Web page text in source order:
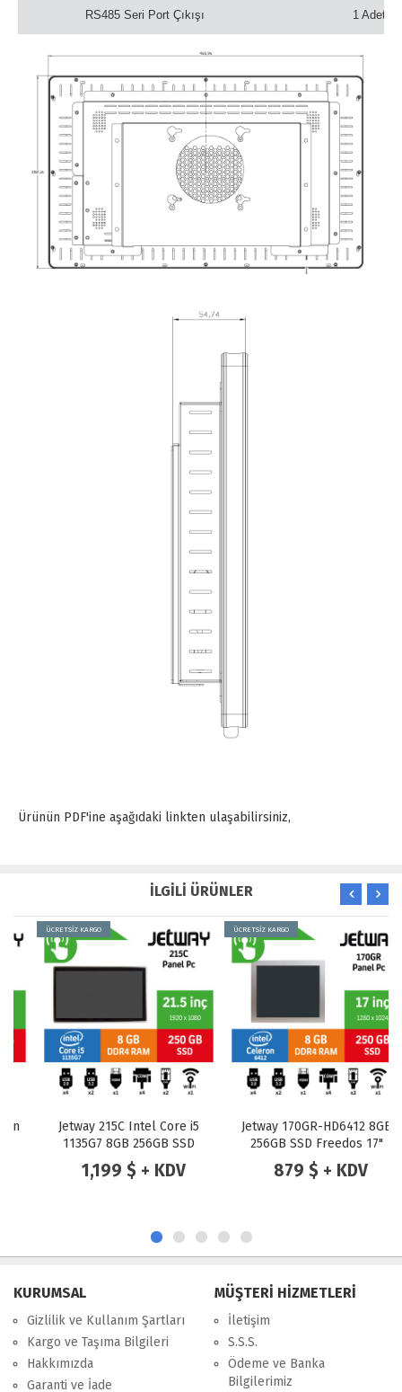
RS485 Seri Port Çıkışı 1 Adet
Ürünün PDF'ine aşağıdaki linkten ulaşabilirsiniz,
İLGİLİ ÜRÜNLER
ÜCRETSİZ KARGO
Jetway 215C Intel Core i5
1135G7 8GB 256GB SSD
Freedos 21.5" Endüstriyel
Panel Pc
1,199 $ + KDV
ÜCRETSİZ KARGO
Jetway 170GR-HD6412 8GB
256GB SSD Freedos 17"
Endüstriyel Panel Pc
879 $ + KDV
KURUMSAL
Gizlilik ve Kullanım Şartları
Kargo ve Taşıma Bilgileri
Hakkımızda
Garanti ve İade
MÜŞTERİ HİZMETLERİ
İletişim
S.S.S.
Ödeme ve Banka
Bilgilerimiz